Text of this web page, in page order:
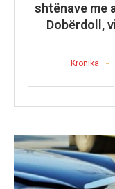
shtënave me
Dobërdoll,
Kronika